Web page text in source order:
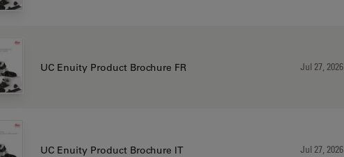
UC Enuity Product Brochure FR Jul 27, 2026
UC Enuity Product Brochure IT Jul 27, 2026